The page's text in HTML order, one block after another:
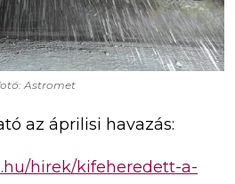
Astromet
az áprilisi havazás:
hirek/kifeheredett-a-